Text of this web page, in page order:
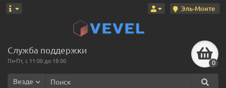
Эль-Монте
Служба поддержки
Пн-Пт, с 11:00 до 18:00 0
Везде